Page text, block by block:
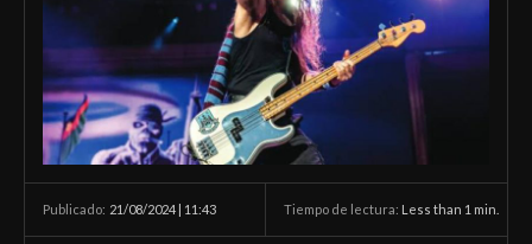
Publicado: 21/08/2024 | 11:43 Tiempo de lectura: Less than 1 min.